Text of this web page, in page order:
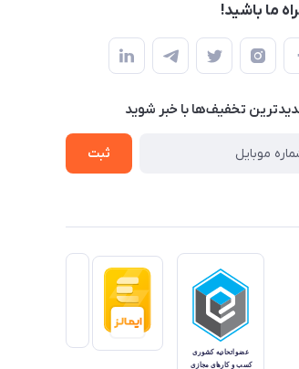
ما باشید!
تخفیف‌ها با‌ خبر شوید
ثبت